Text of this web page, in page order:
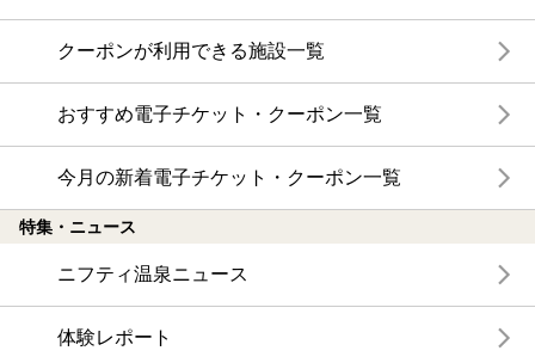
クーポンが利用できる施設一覧
おすすめ電子チケット・クーポン一覧
今月の新着電子チケット・クーポン一覧
特集・ニュース
ニフティ温泉ニュース
体験レポート